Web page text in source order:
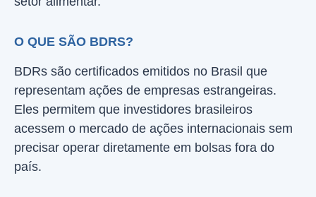
O QUE SÃO BDRS?
BDRs são certificados emitidos no Brasil que
representam ações de empresas estrangeiras.
Eles permitem que investidores brasileiros
acessem o mercado de ações internacionais sem
precisar operar diretamente em bolsas fora do
país.